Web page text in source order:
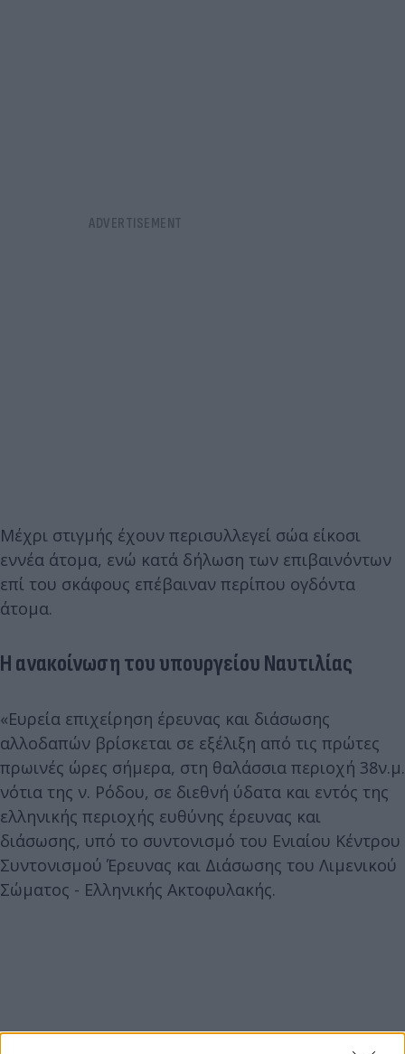
Μέχρι στιγμής έχουν περισυλλεγεί σώα είκοσι
εννέα άτομα, ενώ κατά δήλωση των επιβαινόντων
επί του σκάφους επέβαιναν περίπου ογδόντα
άτομα.
Η ανακοίνωση του υπουργείου Ναυτιλίας
«Ευρεία επιχείρηση έρευνας και διάσωσης
αλλοδαπών βρίσκεται σε εξέλιξη από τις πρώτες
πρωινές ώρες σήμερα, στη θαλάσσια περιοχή 38ν.μ.
νότια της ν. Ρόδου, σε διεθνή ύδατα και εντός της
ελληνικής περιοχής ευθύνης έρευνας και
διάσωσης, υπό το συντονισμό του Ενιαίου Κέντρου
Συντονισμού Έρευνας και Διάσωσης του Λιμενικού
Σώματος - Ελληνικής Ακτοφυλακής.